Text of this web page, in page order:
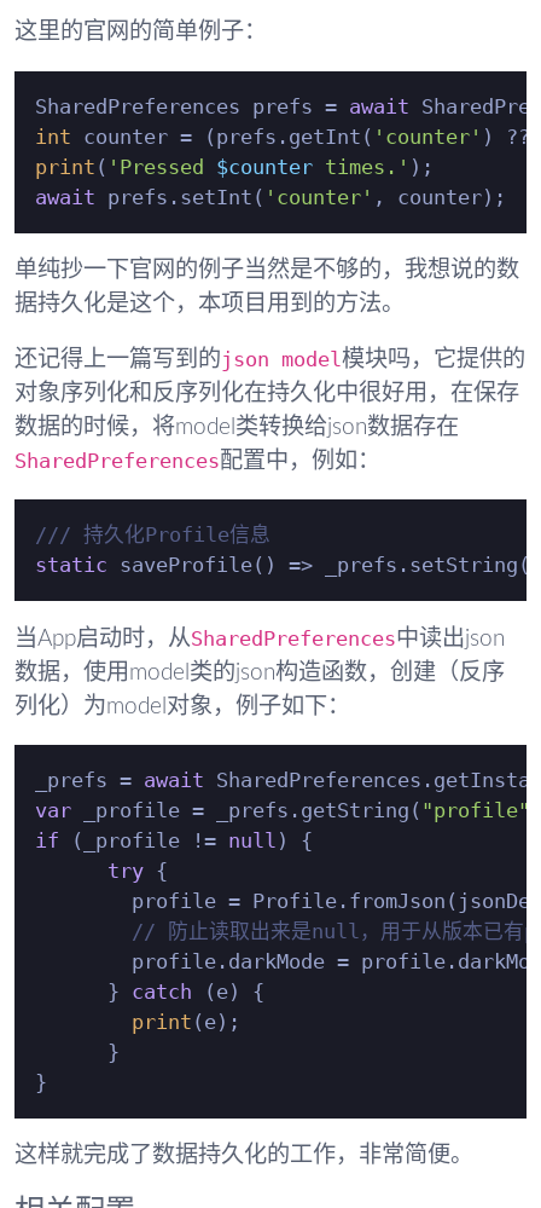
这里的官网的简单例子：
SharedPreferences prefs = await
int counter = (prefs.getInt( 'counter' ) ??
print ( 'Pressed $counter times.'
await prefs.setInt( 'counter'
单纯抄一下官网的例子当然是不够的，我想说的数
据持久化是这个，本项目用到的方法。
还记得上一篇写到的json model 模块吗，它提供的
对象序列化和反序列化在持久化中很好用，在保存
数据的时候，将model类转换给json数据存在
SharedPreferences配置中，例如：
/// 持久化Profile信息
static saveProfile() => _prefs.setString(
当App启动时，从SharedPreferences中读出json
数据，使用model类的json构造函数，创建（反序
列化）为model对象，例子如下：
_prefs = await
var _profile = _prefs.getString( "profile"
if (_profile != null ) {
try {
profile =
// 防止读取出来是null，用于从版本已有
profile.darkMode =
      }
catch (e) {
print (e);
      }
这样就完成了数据持久化的工作，非常简便。